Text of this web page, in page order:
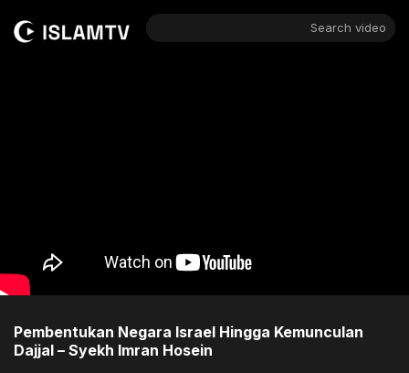
Search video
Pembentukan Negara Israel Hingga Kemunculan
Dajjal – Syekh Imran Hosein